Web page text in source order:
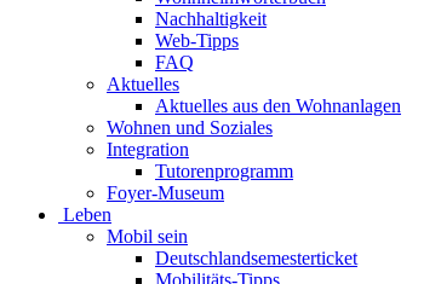
Nachhaltigkeit
Web-Tipps
FAQ
Aktuelles
Aktuelles aus den Wohnanlagen
Wohnen und Soziales
Integration
Tutorenprogramm
Foyer-Museum
Leben
Mobil sein
Deutschlandsemesterticket
Mobilitäts-Tipps